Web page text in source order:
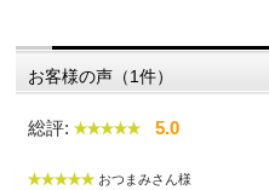
お客様の声（1件）
総評: 5.0
おつまみさん様